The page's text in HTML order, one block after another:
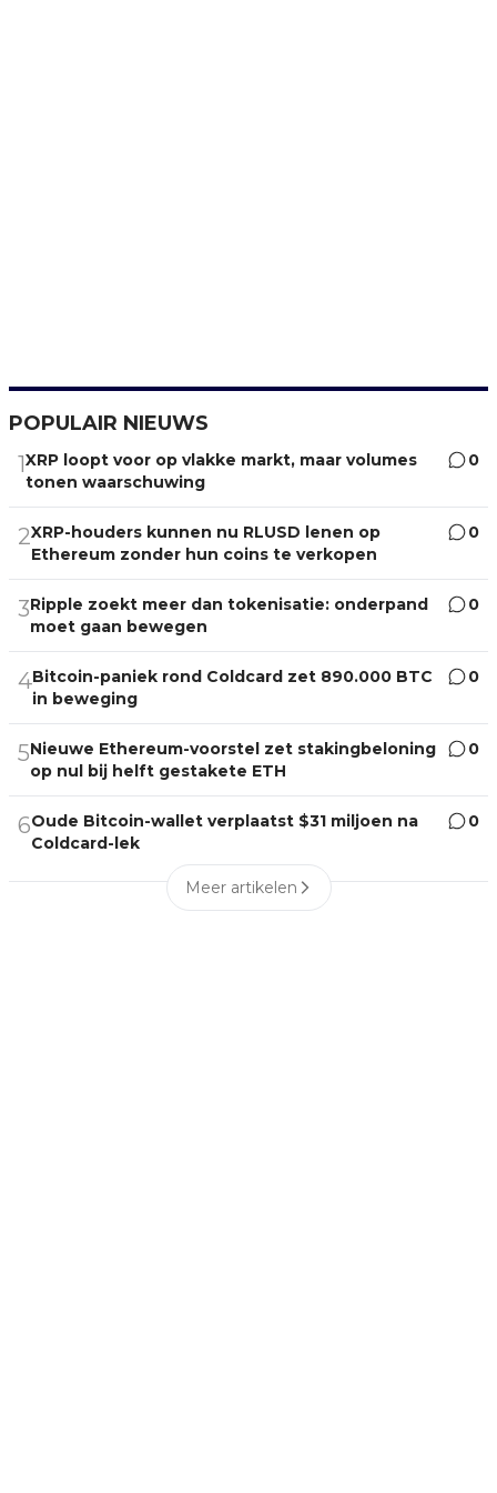
POPULAIR NIEUWS
1XRP loopt voor op vlakke markt, maar volumes
tonen waarschuwing
0
2XRP-houders kunnen nu RLUSD lenen op
Ethereum zonder hun coins te verkopen
0
3Ripple zoekt meer dan tokenisatie: onderpand
moet gaan bewegen
0
4Bitcoin-paniek rond Coldcard zet 890.000 BTC
in beweging
0
5Nieuwe Ethereum-voorstel zet stakingbeloning
op nul bij helft gestakete ETH
0
6Oude Bitcoin-wallet verplaatst $31 miljoen na
Coldcard-lek
0
Meer artikelen